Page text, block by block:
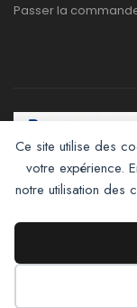
Ce site utilise des
votre expérience.
notre utilisation des
Passer la
Afroclass